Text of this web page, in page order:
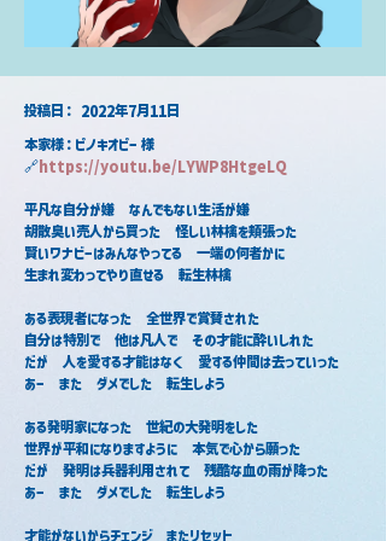
2022年7月11日
​投稿日：
本家様：ピノキオピー 様
🔗https://youtu.be/LYWP8HtgeLQ
平凡な自分が嫌　なんでもない生活が嫌
胡散臭い売人から買った　怪しい林檎を頬張った
賢いワナビーはみんなやってる　一端の何者かに
生まれ変わってやり直せる　転生林檎
ある表現者になった　全世界で賞賛された
自分は特別で　他は凡人で　その才能に酔いしれた
だが　人を愛する才能はなく　愛する仲間は去っていった
あー　また　ダメでした　転生しよう
ある発明家になった　世紀の大発明をした
世界が平和になりますように　本気で心から願った
だが　発明は兵器利用されて　残酷な血の雨が降った
あー　また　ダメでした　転生しよう
才能がないからチェンジ　またリセット